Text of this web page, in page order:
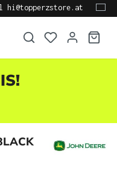
hi@topperzstore.at